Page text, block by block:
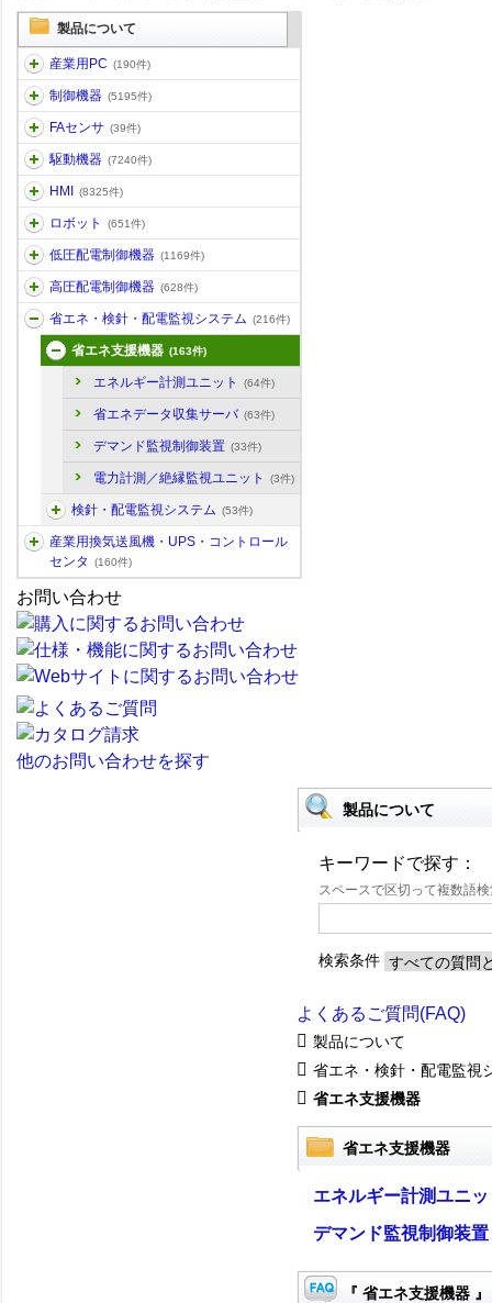
製品について
産業用PC (190件)
制御機器 (5195件)
FAセンサ (39件)
駆動機器 (7240件)
HMI (8325件)
ロボット (651件)
低圧配電制御機器 (1169件)
高圧配電制御機器 (628件)
省エネ・検針・配電監視システム (216件)
省エネ支援機器 (163件)
エネルギー計測ユニット (64件)
省エネデータ収集サーバ (63件)
デマンド監視制御装置 (33件)
電力計測／絶縁監視ユニット (3件)
検針・配電監視システム (53件)
産業用換気送風機・UPS・コントロール
センタ
(160件)
お問い合わせ
他のお問い合わせを探す
製品について
キーワードで探す：
スペースで区切って複数語
検索条件
よくあるご質問(FAQ)
製品について
省エネ・検針・配電監視
省エネ支援機器
省エネ支援機器
エネルギー計測ユニッ
デマンド監視制御装置
『 省エネ支援機器